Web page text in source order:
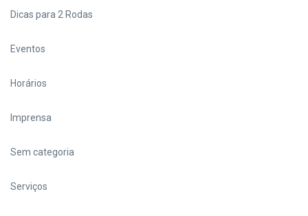
Dicas para 2 Rodas
Eventos
Horários
Imprensa
Sem categoria
Serviços